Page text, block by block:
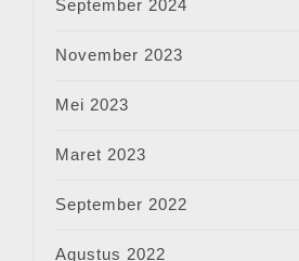
September 2024
November 2023
Mei 2023
Maret 2023
September 2022
Agustus 2022